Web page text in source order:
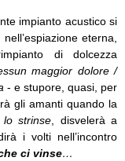
impianto acustico si
eterna,
di dolcezza
maggior dolore /
- e stupore, quasi, per
gli amanti quando la
lo strinse , disvelerà a
i volti nell’incontro
ci vinse…